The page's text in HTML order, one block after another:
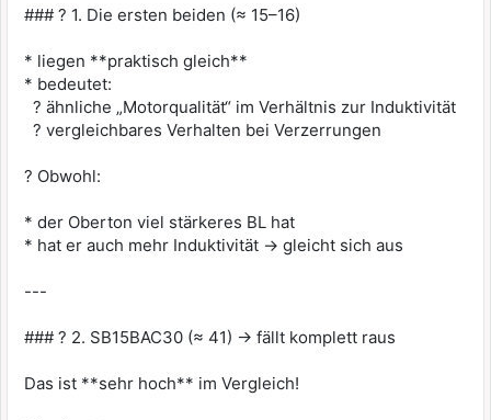
### ? 1. Die ersten beiden (≈ 15–16)
* liegen **praktisch gleich**
* bedeutet:
? ähnliche „Motorqualität“ im Verhältnis zur Induktivität
? vergleichbares Verhalten bei Verzerrungen
? Obwohl:
* der Oberton viel stärkeres BL hat
* hat er auch mehr Induktivität → gleicht sich aus
---
### ? 2. SB15BAC30 (≈ 41) → fällt komplett raus
Das ist **sehr hoch** im Vergleich!